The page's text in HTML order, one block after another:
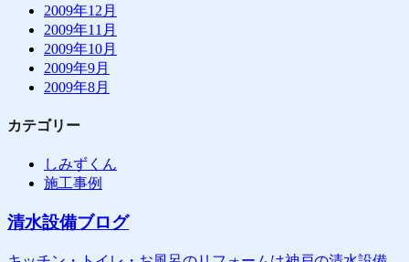
2009年12月
2009年11月
2009年10月
2009年9月
2009年8月
カテゴリー
しみずくん
施工事例
清水設備ブログ